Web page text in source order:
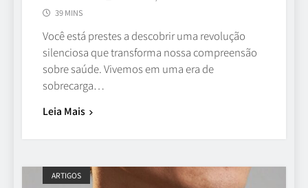
39 MINS
Você está prestes a descobrir uma revolução
silenciosa que transforma nossa compreensão
sobre saúde. Vivemos em uma era de
sobrecarga…
Leia Mais
ARTIGOS